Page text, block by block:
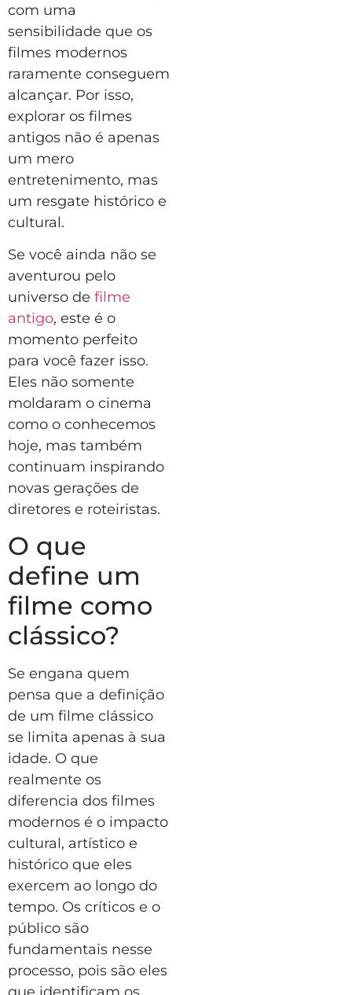
com uma
sensibilidade que os
filmes modernos
raramente conseguem
alcançar. Por isso,
explorar os filmes
antigos não é apenas
um mero
entretenimento, mas
um resgate histórico e
cultural.
Se você ainda não se
aventurou pelo
universo de filme
antigo, este é o
momento perfeito
para você fazer isso.
Eles não somente
moldaram o cinema
como o conhecemos
hoje, mas também
continuam inspirando
novas gerações de
diretores e roteiristas.
O que
define um
filme como
clássico?
Se engana quem
pensa que a definição
de um filme clássico
se limita apenas à sua
idade. O que
realmente os
diferencia dos filmes
modernos é o impacto
cultural, artístico e
histórico que eles
exercem ao longo do
tempo. Os críticos e o
público são
fundamentais nesse
processo, pois são eles